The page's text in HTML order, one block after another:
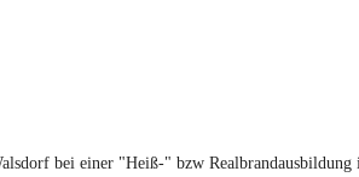
bei einer "Heiß-" bzw Realbrandausbildung